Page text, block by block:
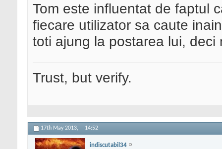
Tom este influentat de faptul
fiecare utilizator sa caute
toti ajung la postarea lui,
Trust, but verify.
17th May 2013, 14:52
indiscutabil34